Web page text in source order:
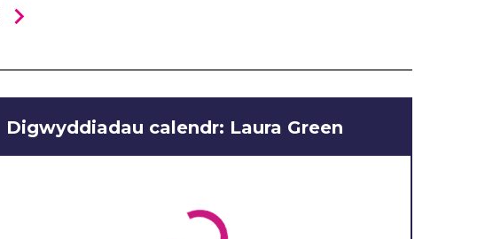
chevron_right
Digwyddiadau calendr: Laura Green